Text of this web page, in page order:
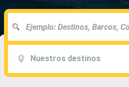
Nuestros destinos